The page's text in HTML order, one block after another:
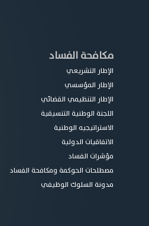
مكافحة الفساد
الإطار التشريعي
الإطار المؤسسي
الإطار التنظيمي القضائي
اللجنة الوطنية التنسيقية
الاستراتيجيه الوطنية
الاتفاقيات الدولية
مؤشرات الفساد
مصطلحات الحوكمة ومكافحة الفساد
مدونة السلوك الوظيفي